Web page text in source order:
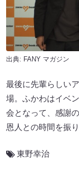
出典: FANY マガジン
最後に先輩らしい
場。ふかわはイベ
会となって、感謝
恩人との時間を振
東野幸治